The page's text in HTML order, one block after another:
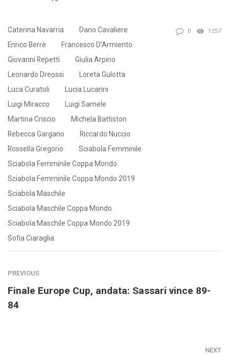
Caterina Navarria
Dario Cavaliere
Enrico Berrè
Francesco D’Armiento
Giovanni Repetti
Giulia Arpino
Leonardo Dreossi
Loreta Gulotta
Luca Curatoli
Lucia Lucarini
Luigi Miracco
Luigi Samele
Martina Criscio
Michela Battiston
Rebecca Gargano
Riccardo Nuccio
Rossella Gregorio
Sciabola Femminile
Sciabola Femminile Coppa Mondo
Sciabola Femminile Coppa Mondo 2019
Sciabola Maschile
Sciabola Maschile Coppa Mondo
Sciabola Maschile Coppa Mondo 2019
Sofia Ciaraglia
0 1257
PREVIOUS
Finale Europe Cup, andata: Sassari vince 89-
84
NEXT